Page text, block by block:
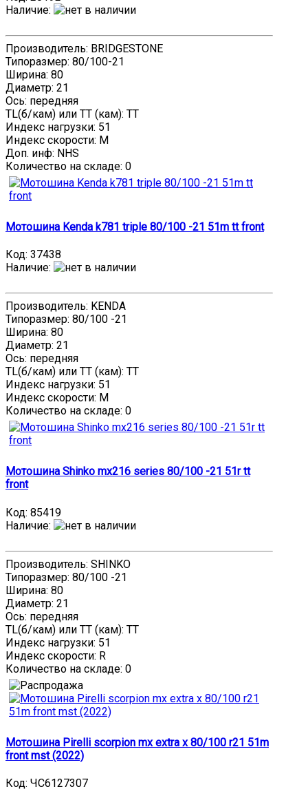
Наличие:
Производитель: BRIDGESTONE
Типоразмер: 80/100-21
Ширина: 80
Диаметр: 21
Ось: передняя
TL(б/кам) или TT (кам): TT
Индекс нагрузки: 51
Индекс скорости: M
Доп. инф: NHS
Количество на складе: 0
Мотошина Kenda k781 triple 80/100 -21 51m tt front
Код: 37438
Наличие:
Производитель: KENDA
Типоразмер: 80/100 -21
Ширина: 80
Диаметр: 21
Ось: передняя
TL(б/кам) или TT (кам): TT
Индекс нагрузки: 51
Индекс скорости: M
Количество на складе: 0
Мотошина Shinko mx216 series 80/100 -21 51r tt
front
Код: 85419
Наличие:
Производитель: SHINKO
Типоразмер: 80/100 -21
Ширина: 80
Диаметр: 21
Ось: передняя
TL(б/кам) или TT (кам): TT
Индекс нагрузки: 51
Индекс скорости: R
Количество на складе: 0
Мотошина Pirelli scorpion mx extra x 80/100 r21 51m
front mst (2022)
Код: ЧС6127307